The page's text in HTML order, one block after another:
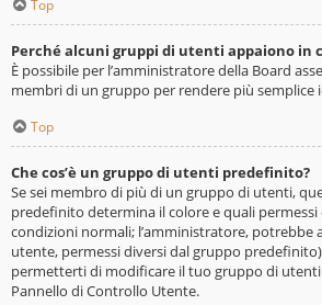
Top
Perché alcuni gruppi di utenti appaiono in
È possibile per l’amministratore della Board
membri di un gruppo per rendere più semplice
Top
Che cos’è un gruppo di utenti predefinito?
Se sei membro di più di un gruppo di utenti,
predefinito determina il colore e quali
condizioni normali; l’amministratore, potrebbe
utente, permessi diversi dal gruppo
permetterti di modificare il tuo gruppo di
Pannello di Controllo Utente.